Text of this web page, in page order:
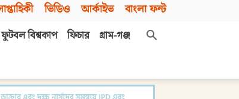
ভিডিও আর্কাইভ বাংলা ফন্ট
ফুটবল বিশ্বকাপ ফিচার
গ্রাম-গঞ্জ